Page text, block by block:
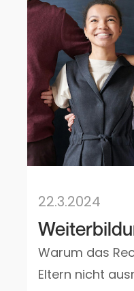
22.3.2024
Warum das
Eltern nicht